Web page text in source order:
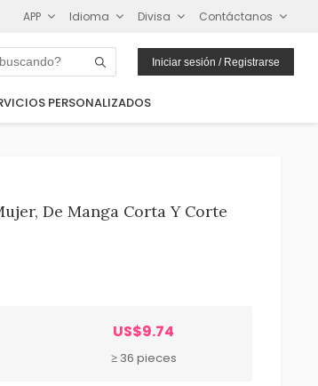
APP Idioma Divisa Contáctanos
Iniciar sesión / Registrarse
PERSONALIZADOS
De Manga Corta Y Corte
US$9.74
≥ 36 pieces